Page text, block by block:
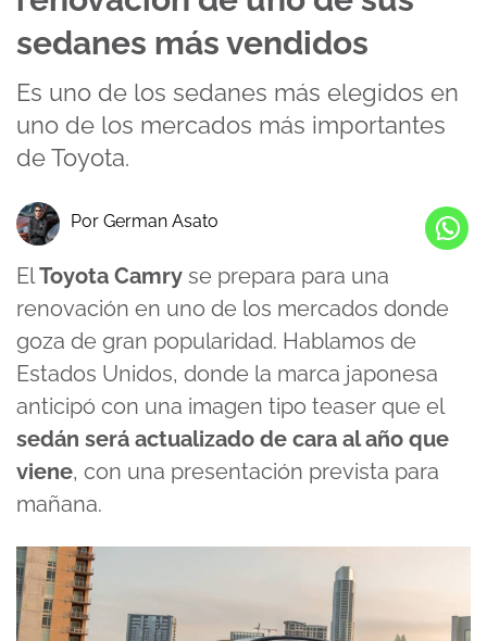
sedanes más vendidos
Es uno de los sedanes más elegidos en
uno de los mercados más importantes
de Toyota.
Por German Asato
ElToyota Camry se prepara para una
renovación en uno de los mercados donde
goza de gran popularidad. Hablamos de
Estados Unidos, donde la marca japonesa
anticipó con una imagen tipo teaser que el
sedán será actualizado de cara al año que
viene, con una presentación prevista para
mañana.